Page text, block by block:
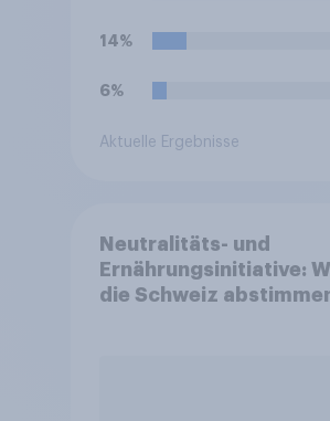
14%
6%
Aktuelle Ergebnisse
Neutralitäts- und
Ernährungsinitiative:
die Schweiz